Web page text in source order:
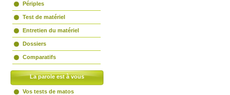
Périples
Test de matériel
Entretien du matériel
Dossiers
Comparatifs
La parole est à vous
Vos tests de matos